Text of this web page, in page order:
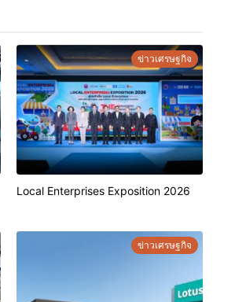
ข่าวเศรษฐกิจ
Local Enterprises Exposition 2026
ข่าวเศรษฐกิจ